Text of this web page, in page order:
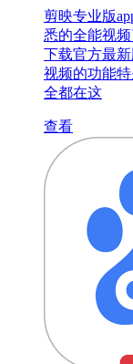
剪映专业版
悉的全能视
下载官方最
视频的功能
全都在这
查看